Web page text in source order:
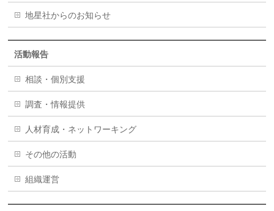
地星社からのお知らせ
活動報告
相談・個別支援
調査・情報提供
人材育成・ネットワーキング
その他の活動
組織運営